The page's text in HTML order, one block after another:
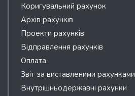
Коригувальний рахунок
Архів рахунків
Проекти рахунків
Відправлення рахунків
Оплата
Звіт за виставленими рахунками
Внутрішньодержавні рахунки